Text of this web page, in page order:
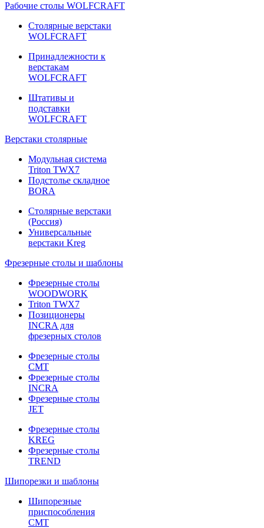
Рабочие столы WOLFCRAFT
Столярные верстаки
WOLFCRAFT
Принадлежности к
верстакам
WOLFCRAFT
Штативы и
подставки
WOLFCRAFT
Верстаки столярные
Модульная система
Triton TWX7
Подстолье складное
BORA
Столярные верстаки
(Россия)
Универсальные
верстаки Kreg
Фрезерные столы и шаблоны
Фрезерные столы
WOODWORK
Triton TWX7
Позиционеры
INCRA для
фрезерных столов
Фрезерные столы
CMT
Фрезерные столы
INCRA
Фрезерные столы
JET
Фрезерные столы
KREG
Фрезерные столы
TREND
Шипорезки и шаблоны
Шипорезные
приспособления
CMT